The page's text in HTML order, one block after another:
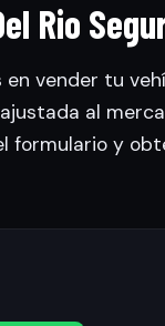
Rio
en vender tu
al
formulario y